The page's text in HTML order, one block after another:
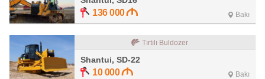
136 000 Bakı
Tırtılı Buldozer
Shantui, SD-22
10 000 Bakı